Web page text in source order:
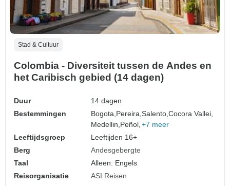
Stad & Cultuur
Colombia - Diversiteit tussen de Andes en
het Caribisch gebied (14 dagen)
Duur
14 dagen
Bestemmingen
Bogota,Pereira,Salento,Cocora Vallei,
Medellin,Peñol, +7 meer
Leeftijdsgroep
Leeftijden 16+
Berg
Andesgebergte
Taal
Alleen: Engels
Reisorganisatie
ASI Reisen